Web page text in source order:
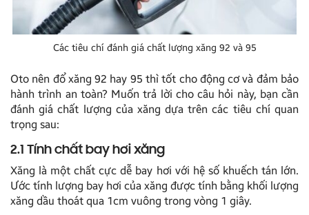
Các tiêu chí đánh giá chất lượng xăng 92 và 95
Oto nên đổ xăng 92 hay 95 thì tốt cho động cơ và đảm bảo
hành trình an toàn? Muốn trả lời cho câu hỏi này, bạn cần
đánh giá chất lượng của xăng dựa trên các tiêu chí quan
trọng sau:
2.1 Tính chất bay hơi xăng
Xăng là một chất cực dễ bay hơi với hệ số khuếch tán lớn.
Ước tính lượng bay hơi của xăng được tính bằng khối lượng
xăng dầu thoát qua 1cm vuông trong vòng 1 giây.